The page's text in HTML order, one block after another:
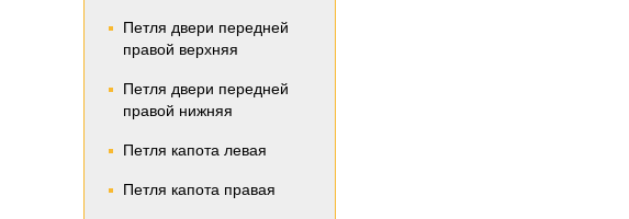
Петля двери передней
правой верхняя
Петля двери передней
правой нижняя
Петля капота левая
Петля капота правая